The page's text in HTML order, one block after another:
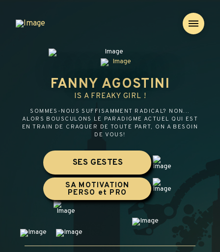
FANNY AGOSTINI
IS A FREAKY GIRL !
SOMMES-NOUS SUFFISAMMENT RADICAL? NON...
ALORS BOUSCULONS LE PARADIGME ACTUEL QUI EST
EN TRAIN DE CRAQUER DE TOUTE PART, ON A BESOIN
DE VOUS!
SES GESTES
SA MOTIVATION
PERSO et PRO